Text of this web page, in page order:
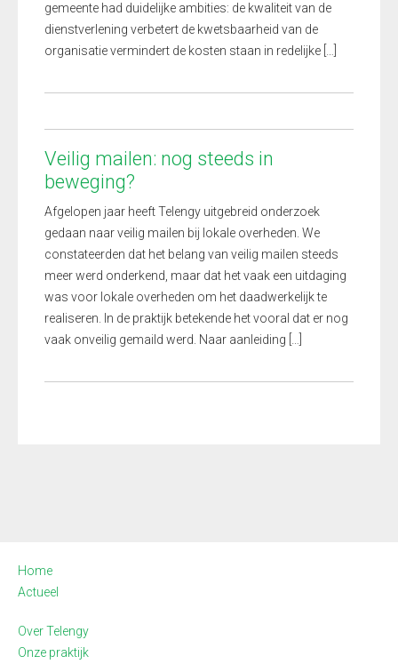
gemeente had duidelijke ambities: de kwaliteit van de
dienstverlening verbetert de kwetsbaarheid van de
organisatie vermindert de kosten staan in redelijke […]
Veilig mailen: nog steeds in
beweging?
Afgelopen jaar heeft Telengy uitgebreid onderzoek
gedaan naar veilig mailen bij lokale overheden. We
constateerden dat het belang van veilig mailen steeds
meer werd onderkend, maar dat het vaak een uitdaging
was voor lokale overheden om het daadwerkelijk te
realiseren. In de praktijk betekende het vooral dat er nog
vaak onveilig gemaild werd. Naar aanleiding […]
Home
Actueel
Over Telengy
Onze praktijk